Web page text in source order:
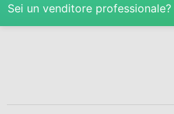
Sei un venditore professionale?